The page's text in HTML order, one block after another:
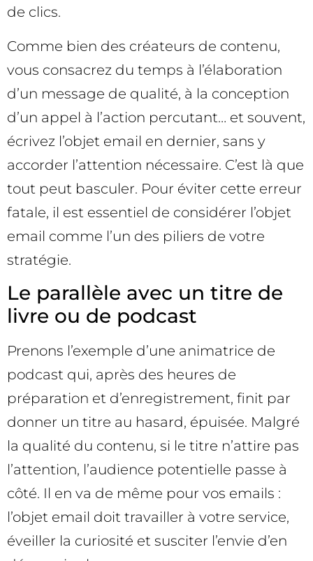
de clics.
Comme bien des créateurs de contenu,
vous consacrez du temps à l’élaboration
d’un message de qualité, à la conception
d’un appel à l’action percutant… et souvent,
écrivez l’objet email en dernier, sans y
accorder l’attention nécessaire. C’est là que
tout peut basculer. Pour éviter cette erreur
fatale, il est essentiel de considérer l’objet
email comme l’un des piliers de votre
stratégie.
Le parallèle avec un titre de
livre ou de podcast
Prenons l’exemple d’une animatrice de
podcast qui, après des heures de
préparation et d’enregistrement, finit par
donner un titre au hasard, épuisée. Malgré
la qualité du contenu, si le titre n’attire pas
l’attention, l’audience potentielle passe à
côté. Il en va de même pour vos emails :
l’objet email doit travailler à votre service,
éveiller la curiosité et susciter l’envie d’en